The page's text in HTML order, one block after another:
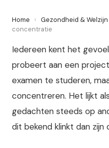
Home › Gezondheid & Welzijn
concentratie
Iedereen kent het
probeert aan een
examen te studeren,
concentreren. Het lijkt
gedachten steeds op
dit bekend klinkt dan